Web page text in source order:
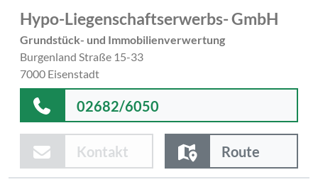
Hypo-Liegenschaftserwerbs- GmbH
Grundstück- und Immobilienverwertung
Burgenland Straße 15-33
7000 Eisenstadt
02682/6050
Kontakt Route